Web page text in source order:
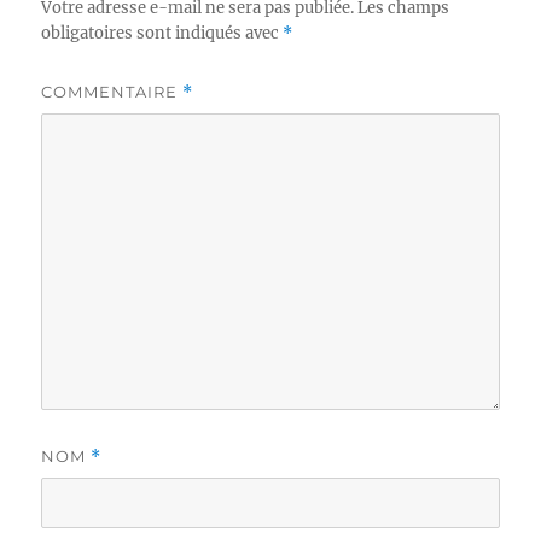
Votre adresse e-mail ne sera pas publiée. Les champs
obligatoires sont indiqués avec *
COMMENTAIRE *
NOM *